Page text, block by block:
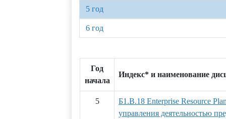
5 год
6 год
Год
начала
Индекс* и наименование
5
Б1.В.18 Enterprise Resource
управления деятельностью